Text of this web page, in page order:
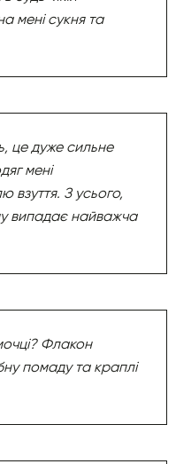
мені сукня та
це дуже сильне
мені
взуття. З усього,
випадає найважча
Флакон
помаду та краплі